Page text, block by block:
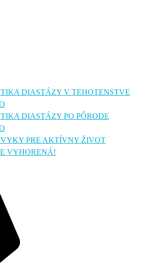
DIASTÁZY V TEHOTENSTVE
DIASTÁZY PO PÔRODE
PRE AKTÍVNY ŽIVOT
VYHORENÁ!